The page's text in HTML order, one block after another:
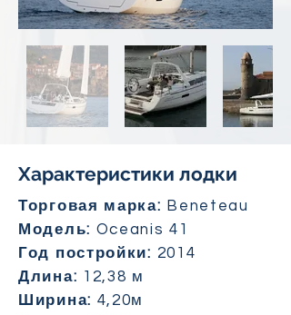
Характеристики лодки
Торговая марка: Beneteau
Модель: Oceanis 41
Год постройки: 2014
Длина: 12,38 м
Ширина: 4,20м